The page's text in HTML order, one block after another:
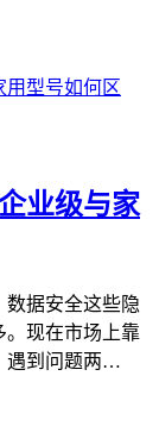
业级与家
数据安全这些隐
。现在市场上靠
遇到问题两…